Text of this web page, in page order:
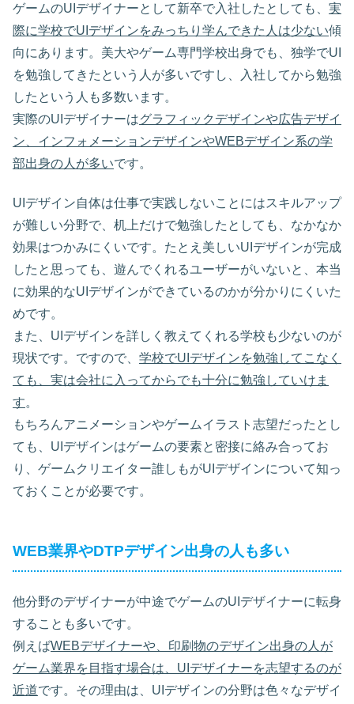
ゲームのUIデザイナーとして新卒で入社したとしても、 実
際に学校でUIデザインをみっちり学んできた人は少ない傾
向にあります。美大やゲーム専門学校出身でも、独学でUI
を勉強してきたという人が多いですし、入社してから勉強
したという人も多数います。
実際のUIデザイナーはグラフィックデザインや広告デザイ
ン、インフォメーションデザインやWEBデザイン系の学
部出身の人が多いです。
UIデザイン自体は仕事で実践しないことにはスキルアップ
が難しい分野で、机上だけで勉強したとしても、なかなか
効果はつかみにくいです。たとえ美しいUIデザインが完成
したと思っても、遊んでくれるユーザーがいないと、本当
に効果的なUIデザインができているのかが分かりにくいた
めです。
また、UIデザインを詳しく教えてくれる学校も少ないのが
現状です。ですので、 学校でUIデザインを勉強してこなく
ても、実は会社に入ってからでも十分に勉強していけま
す。
もちろんアニメーションやゲームイラスト志望だったとし
ても、UIデザインはゲームの要素と密接に絡み合ってお
り、ゲームクリエイター誰しもがUIデザインについて知っ
ておくことが必要です。
WEB業界やDTPデザイン出身の人も多い
他分野のデザイナーが中途でゲームのUIデザイナーに転身
することも多いです。
例えばWEBデザイナーや、印刷物のデザイン出身の人が
ゲーム業界を目指す場合は、UIデザイナーを志望するのが
近道です。その理由は、UIデザインの分野は色々なデザイ